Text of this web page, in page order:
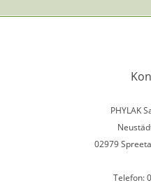
PHYLAK
02979
Telefon: